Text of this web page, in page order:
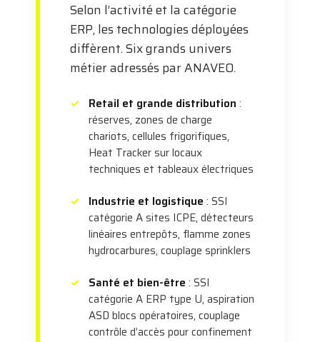
Selon l’activité et la catégorie
ERP, les technologies déployées
diffèrent. Six grands univers
métier adressés par ANAVEO.
Retail et grande distribution :
réserves, zones de charge
chariots, cellules frigorifiques,
Heat Tracker sur locaux
techniques et tableaux électriques
Industrie et logistique : SSI
catégorie A sites ICPE, détecteurs
linéaires entrepôts, flamme zones
hydrocarbures, couplage sprinklers
Santé et bien-être : SSI
catégorie A ERP type U, aspiration
ASD blocs opératoires, couplage
contrôle d’accès pour confinement